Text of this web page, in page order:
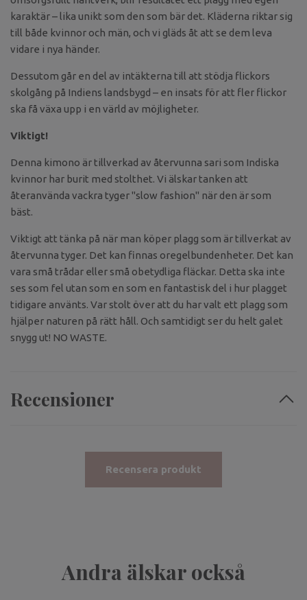
karaktär – lika unikt som den som bär det. Kläderna riktar sig
till både kvinnor och män, och vi gläds åt att se dem leva
vidare i nya händer.
Dessutom går en del av intäkterna till att stödja flickors
skolgång på Indiens landsbygd – en insats för att fler flickor
ska få växa upp i en värld av möjligheter.
Viktigt!
Denna kimono är tillverkad av återvunna sari som Indiska
kvinnor har burit med stolthet. Vi älskar tanken att
återanvända vackra tyger "slow fashion" när den är som
bäst.
Viktigt att tänka på när man köper plagg som är tillverkat av
återvunna tyger. Det kan finnas oregelbundenheter. Det kan
vara små trådar eller små obetydliga fläckar. Detta ska inte
ses som fel utan som en som en fantastisk del i hur plagget
tidigare använts. Var stolt över att du har valt ett plagg som
hjälper naturen på rätt håll. Och samtidigt ser du helt galet
snygg ut! NO WASTE.
Recensioner
Recensera produkt
Andra älskar också